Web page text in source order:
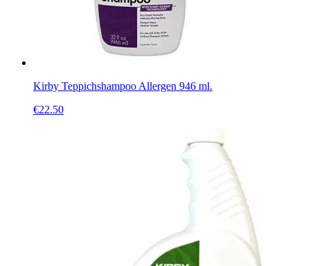
Kirby Teppichshampoo Allergen 946 ml.
€22.50